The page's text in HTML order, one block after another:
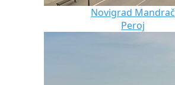
Novigrad Mandrač
Peroj